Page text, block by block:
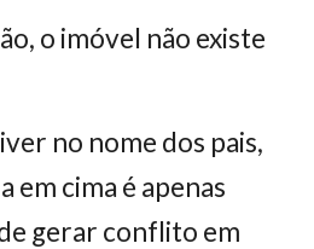
o imóvel não existe
no nome dos pais,
em cima é apenas
gerar conflito em